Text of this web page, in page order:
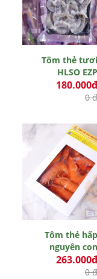
Tôm thẻ tươi
HLSO EZP
0
Tôm thẻ hấp
nguyên con
0